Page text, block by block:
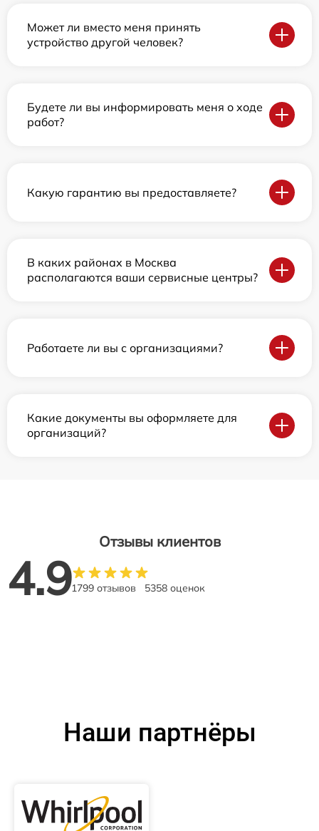
Может ли вместо меня принять
устройство другой человек?
Будете ли вы информировать меня о ходе
работ?
Какую гарантию вы предоставляете?
В каких районах в Москва
располагаются ваши сервисные центры?
Работаете ли вы с организациями?
Какие документы вы оформляете для
организаций?
Отзывы клиентов
4.91799 отзывов 5358 оценок
Наши партнёры